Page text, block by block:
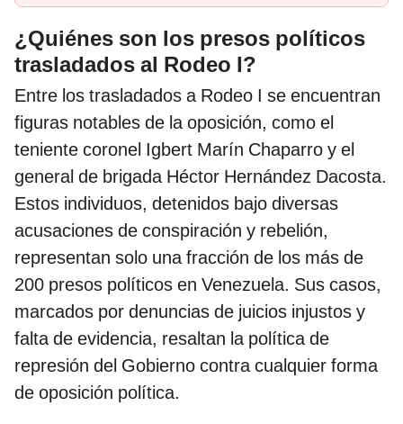
¿Quiénes son los presos políticos
trasladados al Rodeo I?
Entre los trasladados a Rodeo I se encuentran
figuras notables de la oposición, como el
teniente coronel Igbert Marín Chaparro y el
general de brigada Héctor Hernández Dacosta.
Estos individuos, detenidos bajo diversas
acusaciones de conspiración y rebelión,
representan solo una fracción de los más de
200 presos políticos en Venezuela. Sus casos,
marcados por denuncias de juicios injustos y
falta de evidencia, resaltan la política de
represión del Gobierno contra cualquier forma
de oposición política.